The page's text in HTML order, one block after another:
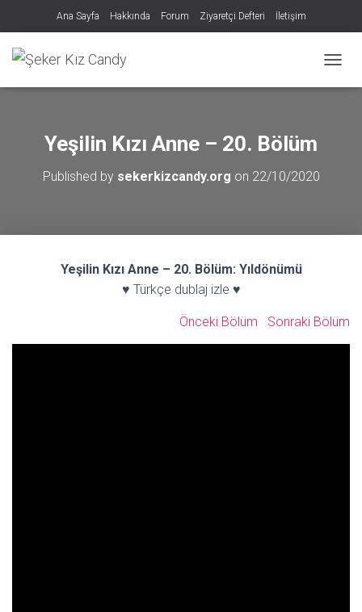
Ana Sayfa Hakkında Forum Ziyaretçi Defteri İletişim
Yeşilin Kızı Anne – 20. Bölüm
Published by sekerkizcandy.org on 22/10/2020
Yeşilin Kızı Anne – 20. Bölüm: Yıldönümü
♥ Türkçe dublaj izle ♥
Önceki Bölüm Sonraki Bölüm